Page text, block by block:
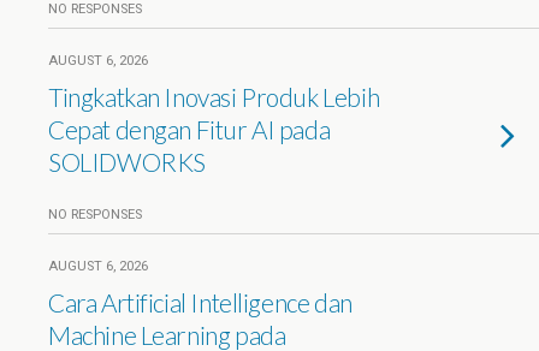
NO RESPONSES
AUGUST 6, 2026
Tingkatkan Inovasi Produk Lebih
Cepat dengan Fitur AI pada
SOLIDWORKS
NO RESPONSES
AUGUST 6, 2026
Cara Artificial Intelligence dan
Machine Learning pada